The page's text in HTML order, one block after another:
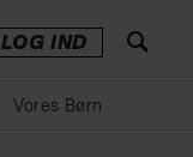
LOG IND
Vores Børn